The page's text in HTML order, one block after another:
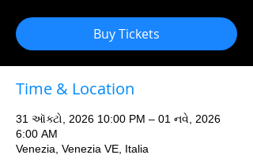
Buy Tickets
Time & Location
31 ઑક્ટો, 2026 10:00 PM – 01 નવે, 2026
6:00 AM
Venezia, Venezia VE, Italia